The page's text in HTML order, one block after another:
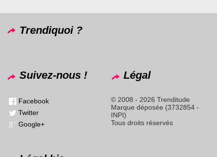
Trendiquoi ?
Suivez-nous !
Facebook
Twitter
Google+
Légal
© 2008 - 2026 Trenditude
Marque déposée (3732854 -
INPI)
Tous droits réservés